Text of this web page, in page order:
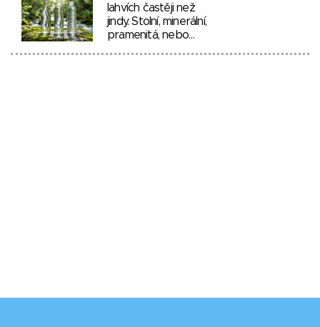
lahvích častěji než
jindy. Stolní, minerální,
pramenitá, nebo…